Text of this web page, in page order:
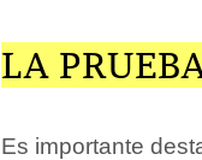
LA
Es importante